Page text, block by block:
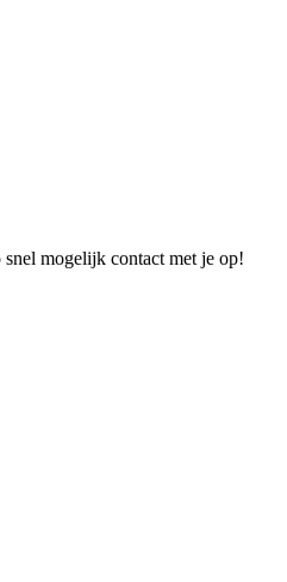
mogelijk contact met je op!